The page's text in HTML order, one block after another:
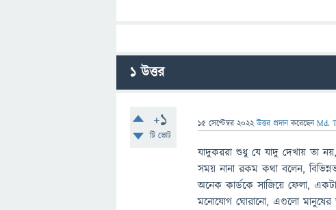
1উত্তর
+1
টি ভোট
15 সেপ্টেম্বর 2022 উত্তর প্রদান করেছেনMd.
যাদুকররা শুধু যে যাদু দেখায় তা নয়,
সময় নানা রকম কথা বলেন,
অনেক কার্ডকে সাজিয়ে ফেলা,
মনোযোগ ঘোরানো, এগুলো